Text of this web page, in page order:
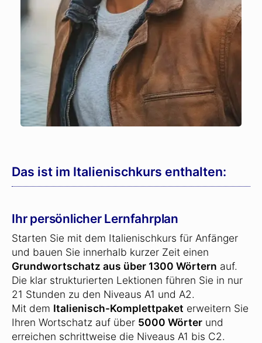
Das ist im Italienischkurs enthalten:
Ihr persönlicher Lernfahrplan
Starten Sie mit dem Italienischkurs für Anfänger
und bauen Sie innerhalb kurzer Zeit einen
Grundwortschatz aus über 1300 Wörtern auf.
Die klar strukturierten Lektionen führen Sie in nur
21 Stunden zu den Niveaus A1 und A2.
Mit dem Italienisch-Komplettpaket erweitern Sie
Ihren Wortschatz auf über 5000 Wörter und
erreichen schrittweise die Niveaus A1 bis C2.